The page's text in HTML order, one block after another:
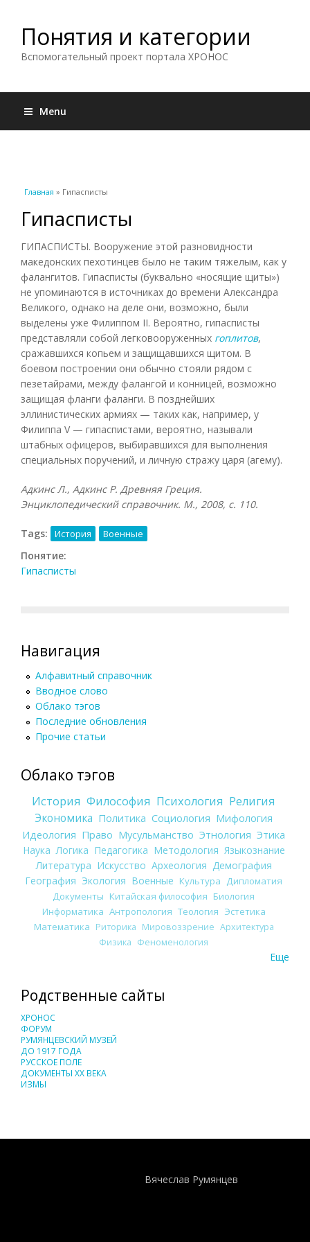
Понятия и категории
Вспомогательный проект портала ХРОНОС
Menu
Вы здесь
Главная » Гипасписты
Гипасписты
ГИПАСПИСТЫ. Вооружение этой разновидности
македонских пехотинцев было не таким тяжелым, как у
фалангитов. Гипасписты (буквально «носящие щиты»)
не упоминаются в источниках до времени Александра
Великого, однако на деле они, возможно, были
выделены уже Филиппом II. Вероятно, гипасписты
представляли собой легковооруженных гоплитов,
сражавшихся копьем и защищавшихся щитом. В
боевом построении они обычно стояли рядом с
пезетайрами, между фалангой и конницей, возможно
защищая фланги фаланги. В позднейших
эллинистических армиях — таких как, например, у
Филиппа V — гипаспистами, вероятно, называли
штабных офицеров, выбиравшихся для выполнения
специальных поручений, и личную стражу царя (агему).
Адкинс Л., Адкинс Р. Древняя Греция.
Энциклопедический справочник. М., 2008, с. 110.
Tags: История Военные
Понятие:
Гипасписты
Навигация
Алфавитный справочник
Вводное слово
Облако тэгов
Последние обновления
Прочие статьи
Облако тэгов
История Философия Психология Религия
Экономика Политика Социология Мифология
Идеология Право Мусульманство Этнология Этика
Наука Логика Педагогика Методология Языкознание
Литература Искусство Археология Демография
География Экология Военные Культура
Дипломатия
Документы Китайская философия Биология
Информатика Антропология Теология Эстетика
Математика Риторика Мировоззрение Архитектура
Физика Феноменология
Еще
Родственные сайты
ХРОНОС
ФОРУМ
РУМЯНЦЕВСКИЙ МУЗЕЙ
ДО 1917 ГОДА
РУССКОЕ ПОЛЕ
ДОКУМЕНТЫ XX ВЕКА
ИЗМЫ
Вячеслав Румянцев